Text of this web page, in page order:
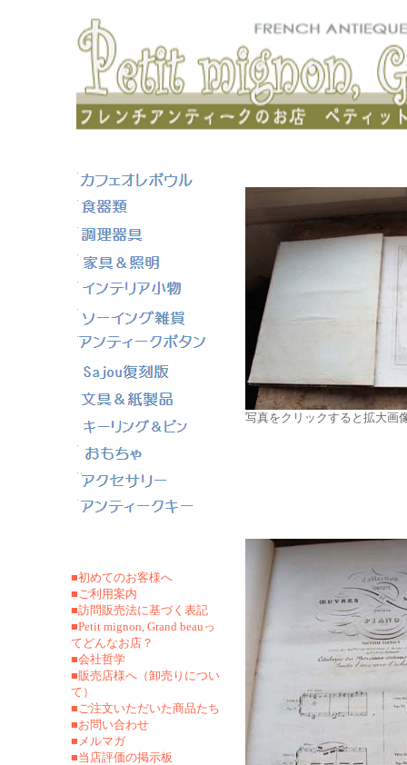
■初めてのお客様へ
■ご利用案内
■訪問販売法に基づく表記
■Petit mignon, Grand beauっ
てどんなお店？
■会社哲学
■販売店様へ（卸売りについ
て）
■ご注文いただいた商品たち
■お問い合わせ
■メルマガ
■当店評価の掲示板
写真をクリックすると拡大画